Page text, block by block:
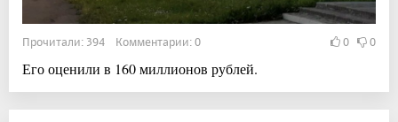
Прочитали: 394 Комментарии: 0 0 0
Его оценили в 160 миллионов рублей.